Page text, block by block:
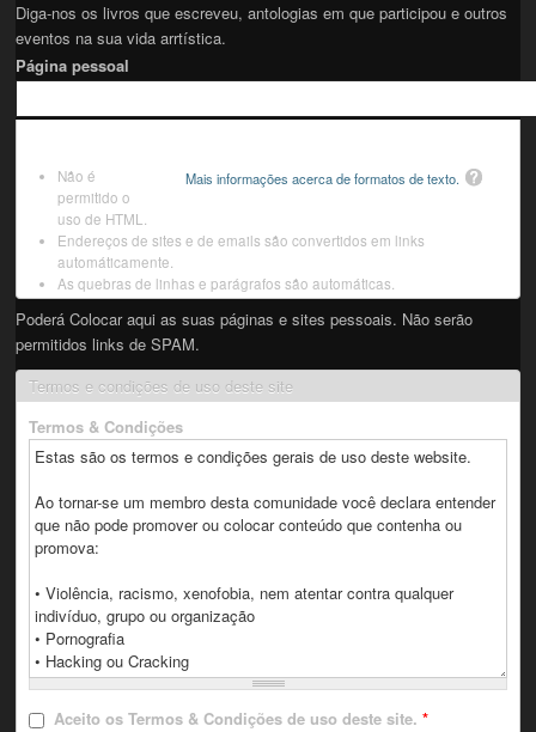
Diga-nos os livros que escreveu, antologias em que participou e outros
eventos na sua vida arrtística.
Página pessoal
Mais informações acerca de formatos de texto.
Não é
permitido o
uso de HTML.
Endereços de sites e de emails são convertidos em links
automáticamente.
As quebras de linhas e parágrafos são automáticas.
Poderá Colocar aqui as suas páginas e sites pessoais. Não serão
permitidos links de SPAM.
Termos e condições de uso deste site
Termos & Condições
Aceito os Termos & Condições de uso deste site.*